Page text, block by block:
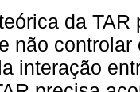
da
não
interação